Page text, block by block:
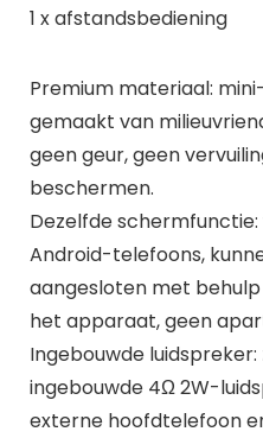
1 x afstandsbediening
Premium materiaal:
gemaakt van
geen geur, geen
beschermen.
Dezelfde
Android-telefoons,
aangesloten met
het apparaat, geen
Ingebouwde
ingebouwde 4Ω 2W-
externe hoofdtelefoon